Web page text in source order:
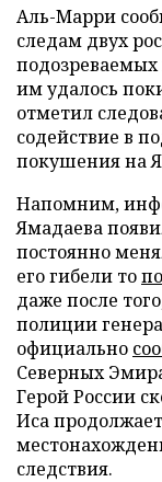
Аль-Марри
следам двух
им удалось
отметил
содействие в
покушения на
Напомним,
Ямадаева
постоянно
его гибели то
даже после
полиции
официально
Северных
Герой России
Иса
следствия.